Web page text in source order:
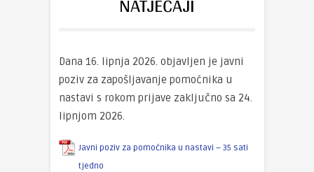
Dana 16. lipnja 2026. objavljen je javni
poziv za zapošljavanje pomoćnika u
nastavi s rokom prijave zaključno sa 24.
lipnjom 2026.
Javni poziv za pomoćnika u nastavi – 35 sati
tjedno